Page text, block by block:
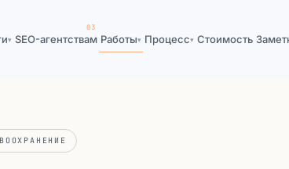
▾ SEO-агентствам Работы▾ Процесс▾ Стоимость